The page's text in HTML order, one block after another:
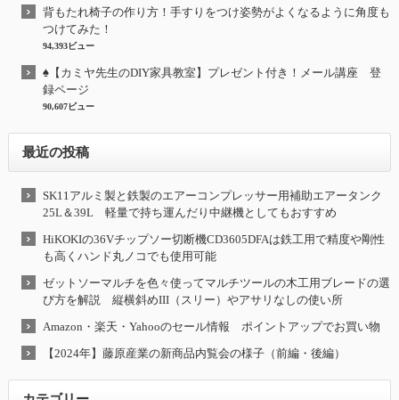
背もたれ椅子の作り方！手すりをつけ姿勢がよくなるように角度も
つけてみた！
94,393ビュー
♠【カミヤ先生のDIY家具教室】プレゼント付き！メール講座 登
録ページ
90,607ビュー
最近の投稿
SK11アルミ製と鉄製のエアーコンプレッサー用補助エアータンク
25L＆39L 軽量で持ち運んだり中継機としてもおすすめ
HiKOKIの36Vチップソー切断機CD3605DFAは鉄工用で精度や剛性
も高くハンド丸ノコでも使用可能
ゼットソーマルチを色々使ってマルチツールの木工用ブレードの選
び方を解説 縦横斜めIII（スリー）やアサリなしの使い所
Amazon・楽天・Yahooのセール情報 ポイントアップでお買い物
【2024年】藤原産業の新商品内覧会の様子（前編・後編）